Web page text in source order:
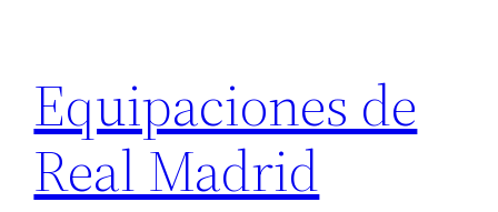
contenido
Equipaciones de
Real Madrid